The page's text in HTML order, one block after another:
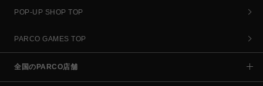
POP-UP SHOP TOP
PARCO GAMES TOP
全国のPARCO店舗